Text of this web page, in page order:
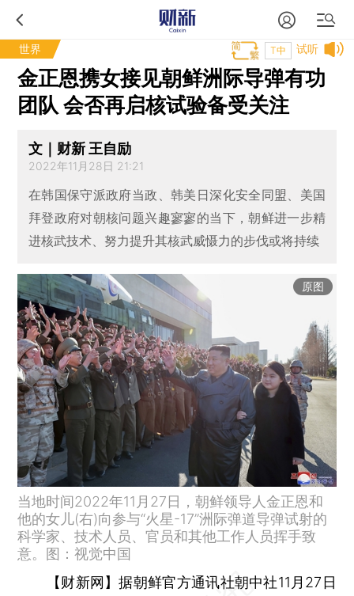
世界 试听
T中
金正恩携女接见朝鲜洲际导弹有功
团队 会否再启核试验备受关注
文｜财新 王自励
2022年11月28日 21:21
在韩国保守派政府当政、韩美日深化安全同盟、美国
拜登政府对朝核问题兴趣寥寥的当下，朝鲜进一步精
进核武技术、努力提升其核武威慑力的步伐或将持续
原图
当地时间2022年11月27日，朝鲜领导人金正恩和
他的女儿(右)向参与“火星-17”洲际弹道导弹试射的
科学家、技术人员、官员和其他工作人员挥手致
意。图：视觉中国
【财新网】据朝鲜官方通讯社朝中社11月27日